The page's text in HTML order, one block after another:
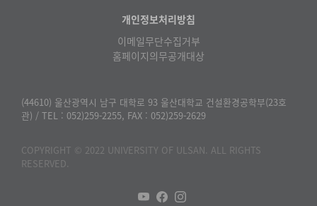
▷사회과학부
ㆍ행정학전공
물리BK 미래혁신응집물질물리인재교육연구단
미래기술혁신융합형인재양성센터
반구대암각화유적보존연구소
보육교사교육원
산학연협력선도대학육성사업(LINC3.0)사업단
온라인 기술거래 플랫폼
울산대학교 총동문회
캠퍼스안전관리
개인정보처리방침
이메일무단수집거부
홈페이지의무공개대상
(44610) 울산광역시 남구 대학로 93 울산대학교 건설환경공학부(23호
관) / TEL : 052)259-2255, FAX : 052)259-2629
COPYRIGHT © 2022 UNIVERSITY OF ULSAN. ALL RIGHTS
RESERVED.